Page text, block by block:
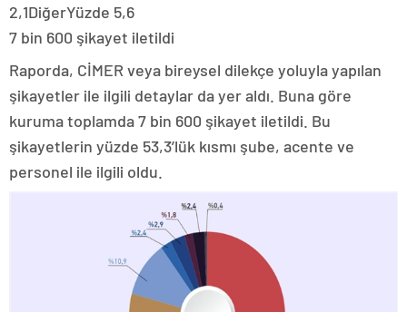
2,1DiğerYüzde 5,6
7 bin 600 şikayet iletildi
Raporda, CİMER veya bireysel dilekçe yoluyla yapılan
şikayetler ile ilgili detaylar da yer aldı. Buna göre
kuruma toplamda 7 bin 600 şikayet iletildi. Bu
şikayetlerin yüzde 53,3’lük kısmı şube, acente ve
personel ile ilgili oldu.